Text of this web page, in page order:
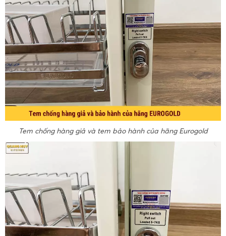
Tem chống hàng giả và tem bảo hành của hãng Eurogold